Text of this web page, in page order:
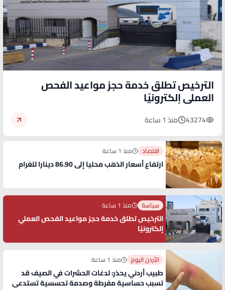
الترخيص تطلق خدمة حجز مواعيد الفحص
العملي إلكترونيًا
43274 منذ 1 ساعة
اقتصاد منذ 1 ساعة
ارتفاع أسعار الذهب محليا إلى 86.90 دينارا للغرام
سياسة منذ 1 ساعة
الترخيص تطلق خدمة حجز مواعيد الفحص العملي
إلكترونيًا
الأردن اليوم منذ 1 ساعة
طبيب أردني يحذر: لدغات الحشرات في الصيف قد
تسبب حساسية مفرطة وصدمة تحسسية تستدعي